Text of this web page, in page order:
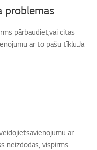
problēmas
pārbaudiet,vai citas
ar to pašu tīklu.Ja
ar
neizdodas, vispirms